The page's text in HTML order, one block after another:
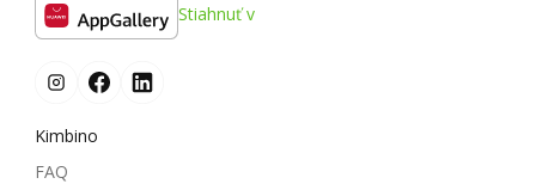
Stiahnuť v
Kimbino
FAQ